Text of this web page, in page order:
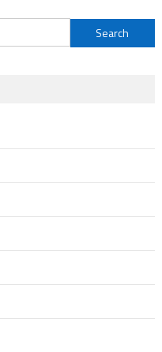
Search
for: